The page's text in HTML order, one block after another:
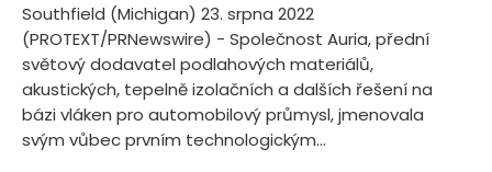
Southfield (Michigan) 23. srpna 2022
(PROTEXT/PRNewswire) - Společnost Auria, přední
světový dodavatel podlahových materiálů,
akustických, tepelně izolačních a dalších řešení na
bázi vláken pro automobilový průmysl, jmenovala
svým vůbec prvním technologickým...